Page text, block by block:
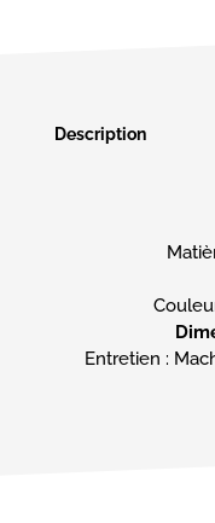
Description
Entretien :